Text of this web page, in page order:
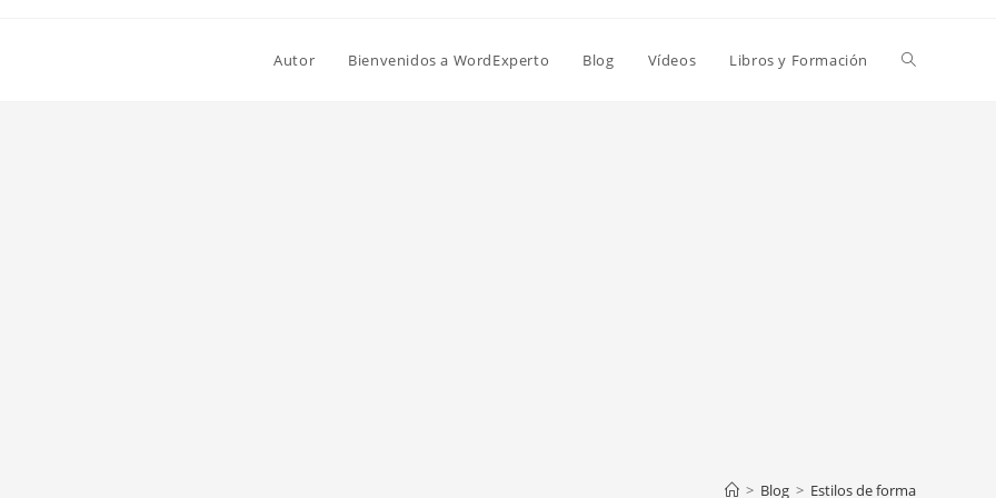
Autor Bienvenidos a WordExperto Blog Vídeos Libros y Formación Alternar
> Blog > Estilos de forma